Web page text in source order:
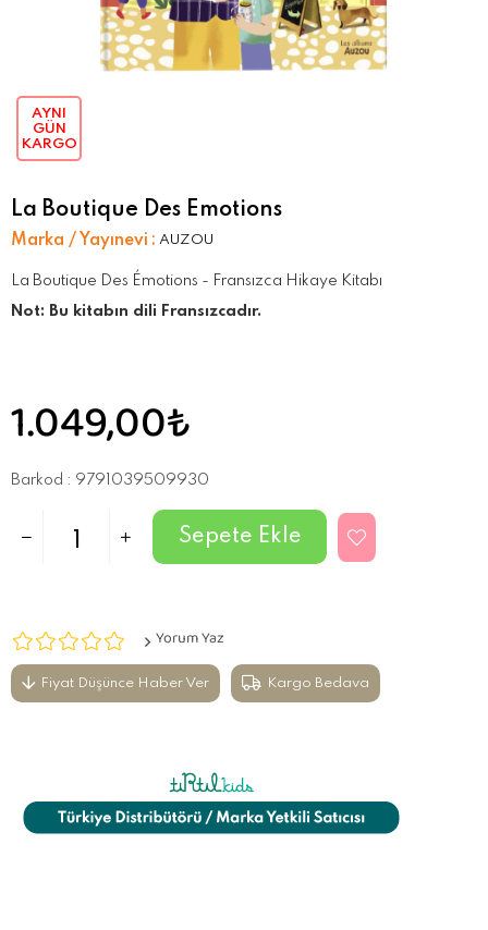
AYNI
GÜN
KARGO
La Boutique Des Emotions
Marka / Yayınevi : AUZOU
La Boutique Des Émotions - Fransızca Hikaye Kitabı
Not: Bu kitabın dili Fransızcadır.
1.049,00₺
Barkod : 9791039509930
Yorum Yaz
Fiyat Düşünce Haber Ver Kargo Bedava